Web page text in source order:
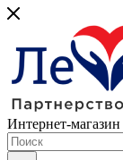
Интернет-магазин